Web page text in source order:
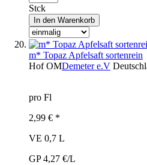
Stck
m* Topaz Apfelsaft sortenrein
Hof OMDemeter e.V
pro Fl
2,99 € *
VE 0,7 L
GP 4,27 €/L